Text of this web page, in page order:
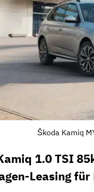
Škoda Kamiq
1.0 TSI
Leasing